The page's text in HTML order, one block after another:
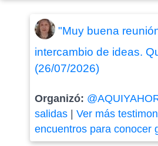
"Muy buena
intercambio de ideas.
(26/07/2026)
Organizó:
salidas| Ver más
encuentros para conocer